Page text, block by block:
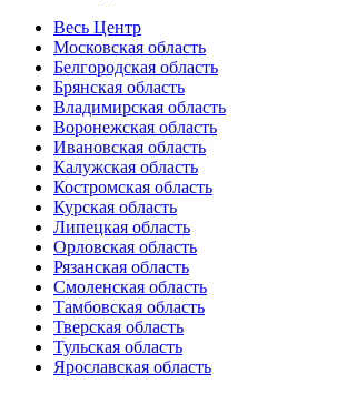
Весь Центр
Московская область
Белгородская область
Брянская область
Владимирская область
Воронежская область
Ивановская область
Калужская область
Костромская область
Курская область
Липецкая область
Орловская область
Рязанская область
Смоленская область
Тамбовская область
Тверская область
Тульская область
Ярославская область